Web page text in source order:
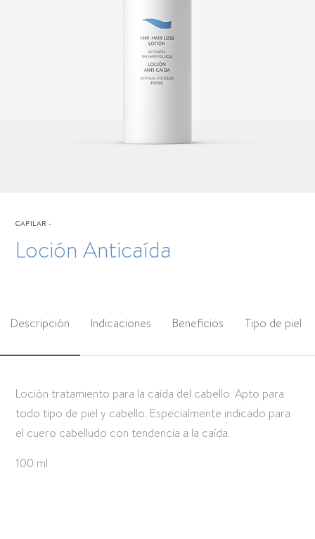
CAPILAR-
Loción Anticaída
Descripción Indicaciones Beneficios Tipo de piel
Loción tratamiento para la caída del cabello. Apto para
todo tipo de piel y cabello. Especialmente indicado para
el cuero cabelludo con tendencia a la caída.
100 ml